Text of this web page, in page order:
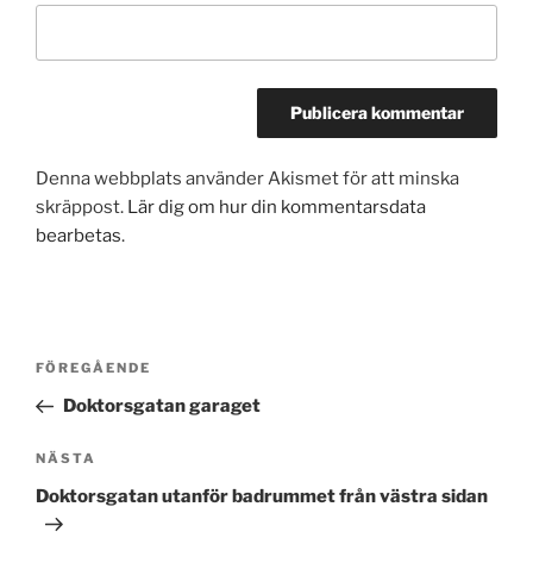
Denna webbplats använder Akismet för att minska
skräppost. Lär dig om hur din kommentarsdata
bearbetas.
Inläggsnavigering
Föregående
inlägg
FÖREGÅENDE
Doktorsgatan garaget
Nästa
inlägg
NÄSTA
Doktorsgatan utanför badrummet från västra sidan